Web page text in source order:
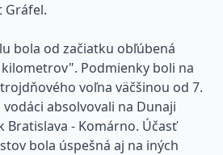
Gráfel.
bola od začiatku obľúbená
Podmienky boli na
voľna väčšinou od 7.
absolvovali na Dunaji
- Komárno. Účasť
bola úspešná aj na iných